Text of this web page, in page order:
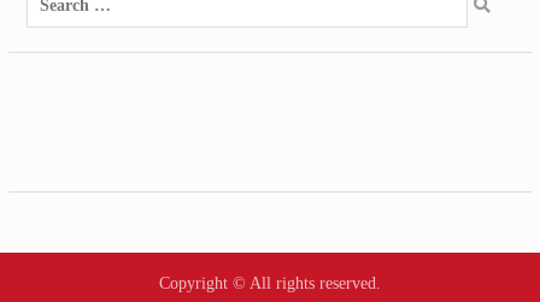
for:
Copyright © All rights reserved.